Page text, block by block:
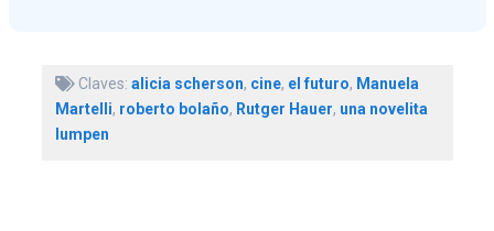
Claves: alicia scherson, cine, el futuro, Manuela
Martelli, roberto bolaño, Rutger Hauer, una novelita
lumpen